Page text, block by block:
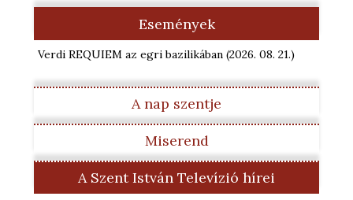
Események
Verdi REQUIEM az egri bazilikában (2026. 08. 21.)
A nap szentje
Miserend
A Szent István Televízió hírei